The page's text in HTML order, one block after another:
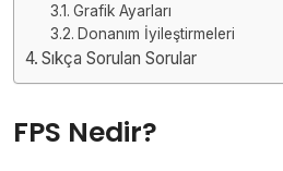
Grafik Ayarları
Donanım İyileştirmeleri
Sıkça Sorulan Sorular
FPS Nedir?